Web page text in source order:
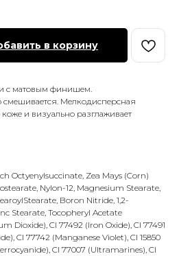
в корзину
с матовым финишем.
смешивается. Мелкодисперсная
коже и визуально разглаживает
Octyenylsuccinate, Zea Mays (Corn)
Nylon-12, Magnesium Stearate,
Boron Nitride, 1,2-
Stearate, Tocopheryl Acetate
Dioxide), CI 77492 (Iron Oxide), CI 77491
CI 77742 (Manganese Violet), CI 15850
CI 77007 (Ultramarines), CI